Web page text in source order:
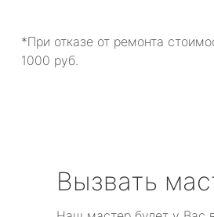
*При отказе от ремонта
1000 руб.
Вызвать